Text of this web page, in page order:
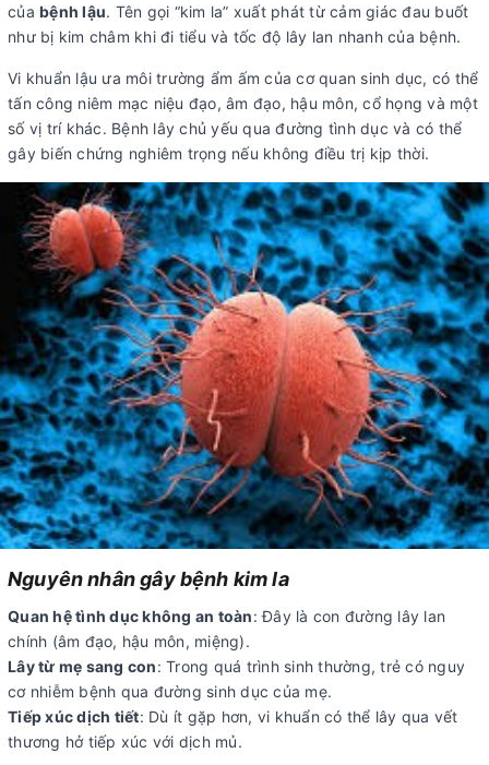
của bệnh lậu. Tên gọi “kim la” xuất phát từ cảm giác đau buốt
như bị kim châm khi đi tiểu và tốc độ lây lan nhanh của bệnh.
Vi khuẩn lậu ưa môi trường ẩm ấm của cơ quan sinh dục, có thể
tấn công niêm mạc niệu đạo, âm đạo, hậu môn, cổ họng và một
số vị trí khác. Bệnh lây chủ yếu qua đường tình dục và có thể
gây biến chứng nghiêm trọng nếu không điều trị kịp thời.
Nguyên nhân gây bệnh kim la
Quan hệ tình dục không an toàn: Đây là con đường lây lan
chính (âm đạo, hậu môn, miệng).
Lây từ mẹ sang con: Trong quá trình sinh thường, trẻ có nguy
cơ nhiễm bệnh qua đường sinh dục của mẹ.
Tiếp xúc dịch tiết: Dù ít gặp hơn, vi khuẩn có thể lây qua vết
thương hở tiếp xúc với dịch mủ.